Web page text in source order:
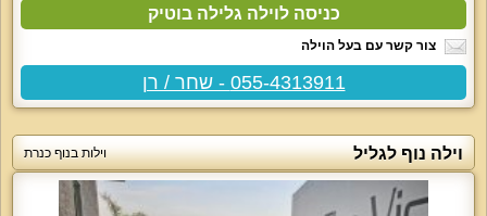
כניסה לוילה גלילה בוטיק
צור קשר עם בעל הוילה
055-4313911 - שחר / רן
וילה נוף לגליל וילות בנוף כנרת